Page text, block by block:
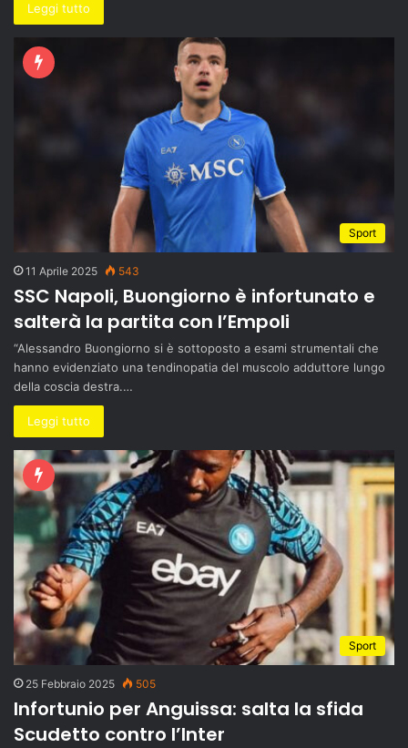
Leggi tutto
Sport
11 Aprile 2025 543
SSC Napoli, Buongiorno è infortunato e
salterà la partita con l’Empoli
“Alessandro Buongiorno si è sottoposto a esami strumentali che
hanno evidenziato una tendinopatia del muscolo adduttore lungo
della coscia destra.…
Leggi tutto
Sport
25 Febbraio 2025 505
Infortunio per Anguissa: salta la sfida
Scudetto contro l’Inter